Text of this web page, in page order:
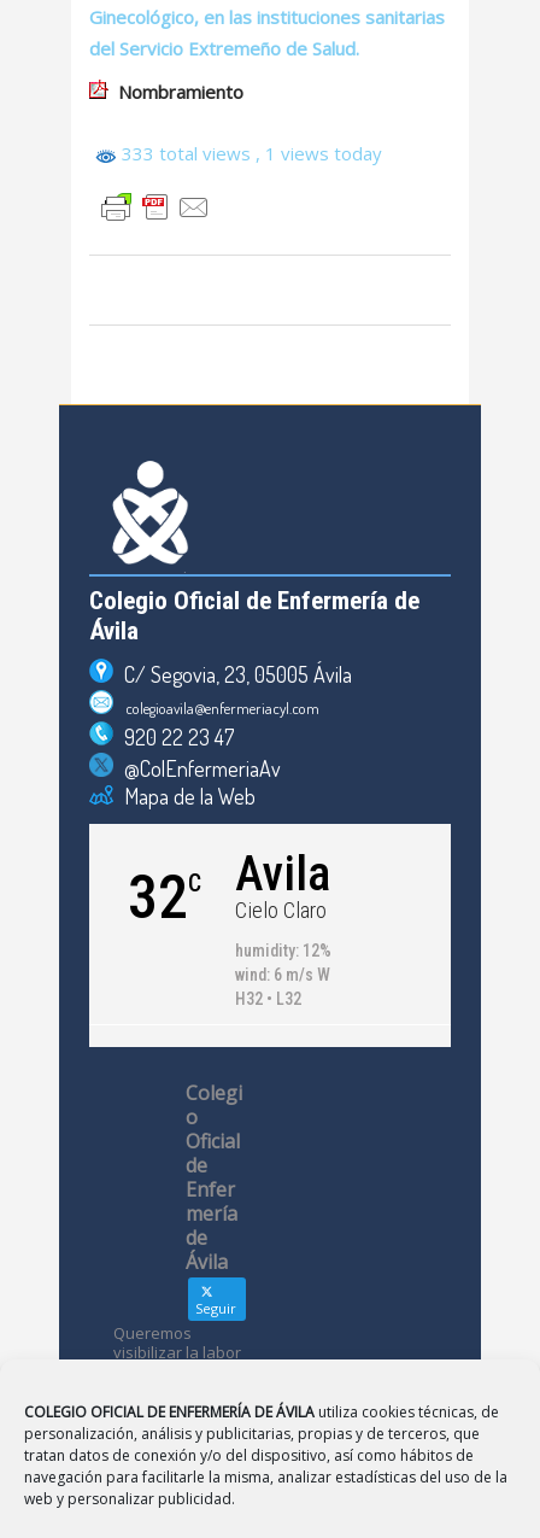
COLEGIO OFICIAL DE ENFERMERÍA DE ÁVILA utiliza cookies técnicas, de
personalización, análisis y publicitarias, propias y de terceros, que
tratan datos de conexión y/o del dispositivo, así como hábitos de
navegación para facilitarle la misma, analizar estadísticas del uso de la
web y personalizar publicidad.
Ginecológico, en las instituciones sanitarias
del Servicio Extremeño de Salud.
Nombramiento
333 total views , 1 views today
Colegio Oficial de Enfermería de
Ávila
C/ Segovia, 23, 05005 Ávila
colegioavila@enfermeriacyl.com
920 22 23 47
@ColEnfermeriaAv
Mapa de la Web
32C Avila
Cielo Claro
humidity: 12%
wind: 6 m/s W
H32 • L32
Colegi
o
Oficial
de
Enfer
mería
de
Ávila
Seguir
Queremos
visibilizar la labor
conoces?
Avatar Colegio
Oficial de